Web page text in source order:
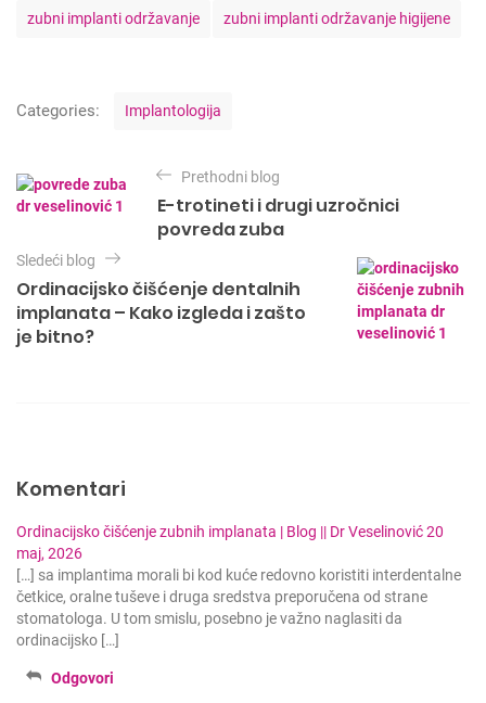
zubni implanti održavanje zubni implanti održavanje higijene
Categories:
g
o
i
s
Implantologija
r
e
t
a
n
j
a
n
k
a
Prethodni blog
E-trotineti i drugi uzročnici
povreda zuba
Sledeći blog
Ordinacijsko čišćenje dentalnih
implanata – Kako izgleda i zašto
je bitno?
Komentari
Ordinacijsko čišćenje zubnih implanata | Blog || Dr Veselinović20
maj, 2026
[…] sa implantima morali bi kod kuće redovno koristiti interdentalne
četkice, oralne tuševe i druga sredstva preporučena od strane
stomatologa. U tom smislu, posebno je važno naglasiti da
ordinacijsko […]
Odgovori